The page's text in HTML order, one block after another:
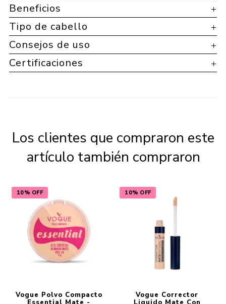
Beneficios
Tipo de cabello
Consejos de uso
Certificaciones
Los clientes que compraron este
artículo también compraron
10% OFF
Vogue Polvo Compacto
10% OFF
Vogue Corrector